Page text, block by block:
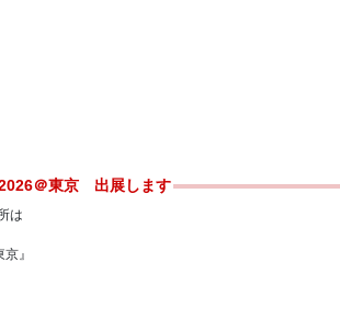
＠東京 出展します
は
』